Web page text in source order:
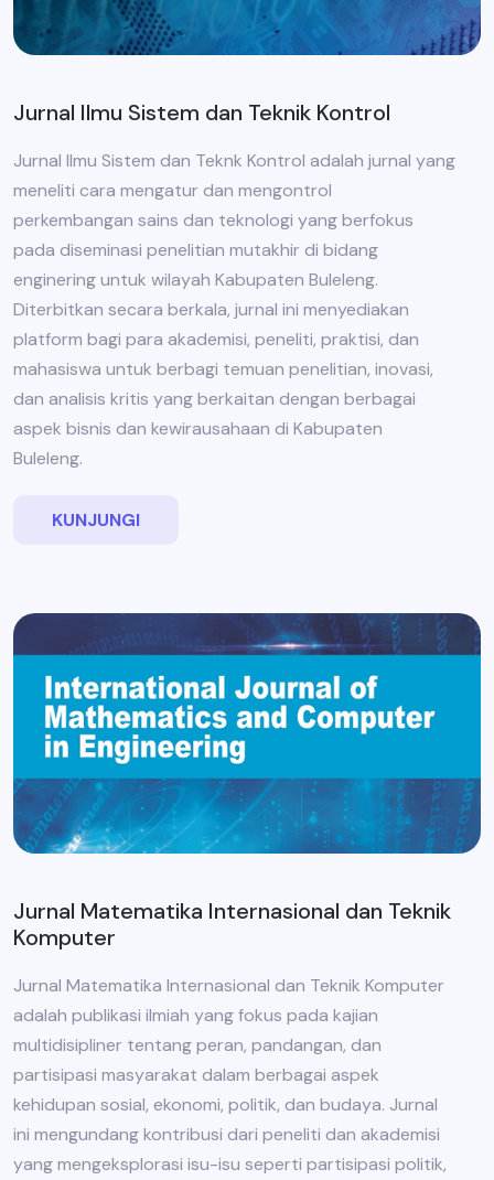
Jurnal Ilmu Sistem dan Teknik Kontrol
Jurnal Ilmu Sistem dan Teknk Kontrol adalah jurnal yang
meneliti cara mengatur dan mengontrol
perkembangan sains dan teknologi yang berfokus
pada diseminasi penelitian mutakhir di bidang
enginering untuk wilayah Kabupaten Buleleng.
Diterbitkan secara berkala, jurnal ini menyediakan
platform bagi para akademisi, peneliti, praktisi, dan
mahasiswa untuk berbagi temuan penelitian, inovasi,
dan analisis kritis yang berkaitan dengan berbagai
aspek bisnis dan kewirausahaan di Kabupaten
Buleleng.
KUNJUNGI
Jurnal Matematika Internasional dan Teknik
Komputer
Jurnal Matematika Internasional dan Teknik Komputer
adalah publikasi ilmiah yang fokus pada kajian
multidisipliner tentang peran, pandangan, dan
partisipasi masyarakat dalam berbagai aspek
kehidupan sosial, ekonomi, politik, dan budaya. Jurnal
ini mengundang kontribusi dari peneliti dan akademisi
yang mengeksplorasi isu-isu seperti partisipasi politik,